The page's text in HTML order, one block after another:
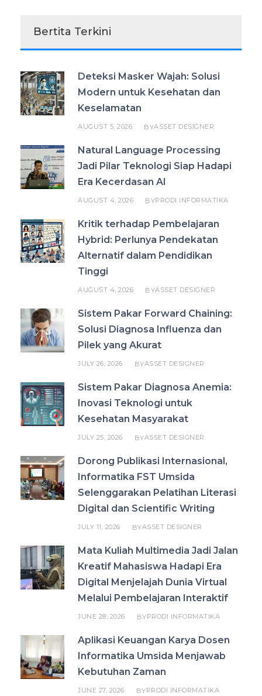
Bertita Terkini
Deteksi Masker Wajah: Solusi
Modern untuk Kesehatan dan
Keselamatan
AUGUST 5, 2026 BYASSET DESIGNER
Natural Language Processing
Jadi Pilar Teknologi Siap Hadapi
Era Kecerdasan AI
AUGUST 4, 2026 BYPRODI INFORMATIKA
Kritik terhadap Pembelajaran
Hybrid: Perlunya Pendekatan
Alternatif dalam Pendidikan
Tinggi
AUGUST 4, 2026 BYASSET DESIGNER
Sistem Pakar Forward Chaining:
Solusi Diagnosa Influenza dan
Pilek yang Akurat
JULY 26, 2026 BYASSET DESIGNER
Sistem Pakar Diagnosa Anemia:
Inovasi Teknologi untuk
Kesehatan Masyarakat
JULY 25, 2026 BYASSET DESIGNER
Dorong Publikasi Internasional,
Informatika FST Umsida
Selenggarakan Pelatihan Literasi
Digital dan Scientific Writing
JULY 11, 2026 BYASSET DESIGNER
Mata Kuliah Multimedia Jadi Jalan
Kreatif Mahasiswa Hadapi Era
Digital Menjelajah Dunia Virtual
Melalui Pembelajaran Interaktif
JUNE 28, 2026 BYPRODI INFORMATIKA
Aplikasi Keuangan Karya Dosen
Informatika Umsida Menjawab
Kebutuhan Zaman
JUNE 27, 2026 BYPRODI INFORMATIKA